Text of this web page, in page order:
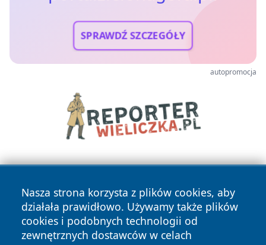
SPRAWDŹ SZCZEGÓŁY
autopromocja
Nasza strona korzysta z plików cookies, aby
działała prawidłowo. Używamy także plików
cookies i podobnych technologii od
zewnętrznych dostawców w celach
Copyright © 2026 portalzielonagora.pl Wszystkie prawa